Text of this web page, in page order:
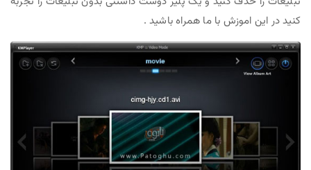
کنید در این اموزش با ما همراه باشید .